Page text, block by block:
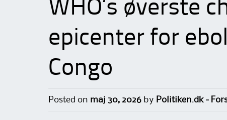
WHO’s øverste
epicenter for
Congo
Posted on maj 30, 2026 by Politiken.dk -